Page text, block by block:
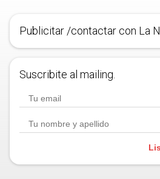
Publicitar /contactar con La
Suscribite al mailing.